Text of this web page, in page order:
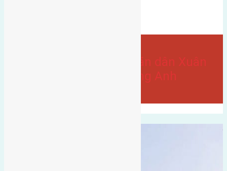
Cần bán 120m đất giãn dân Xuân
Trạch Xuân Canh Đông Anh